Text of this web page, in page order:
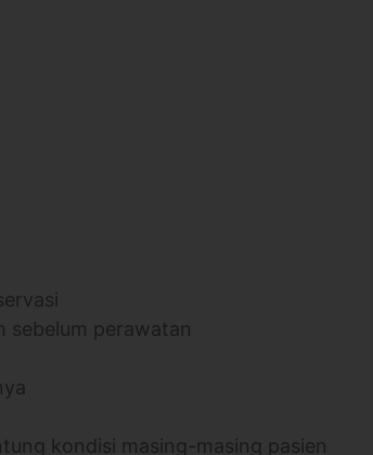
sebelum perawatan
kondisi masing-masing pasien